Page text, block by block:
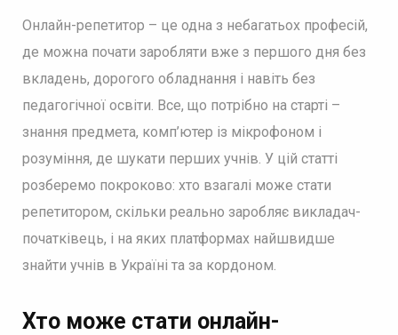
Онлайн-репетитор – це одна з небагатьох професій,
де можна почати заробляти вже з першого дня без
вкладень, дорогого обладнання і навіть без
педагогічної освіти. Все, що потрібно на старті –
знання предмета, комп’ютер із мікрофоном і
розуміння, де шукати перших учнів. У цій статті
розберемо покроково: хто взагалі може стати
репетитором, скільки реально заробляє викладач-
початківець, і на яких платформах найшвидше
знайти учнів в Україні та за кордоном.
Хто може стати онлайн-